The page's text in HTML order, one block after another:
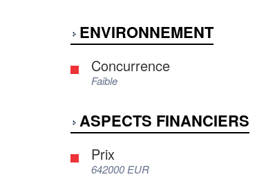
ENVIRONNEMENT
Concurrence
Faible
ASPECTS FINANCIERS
Prix
642000 EUR